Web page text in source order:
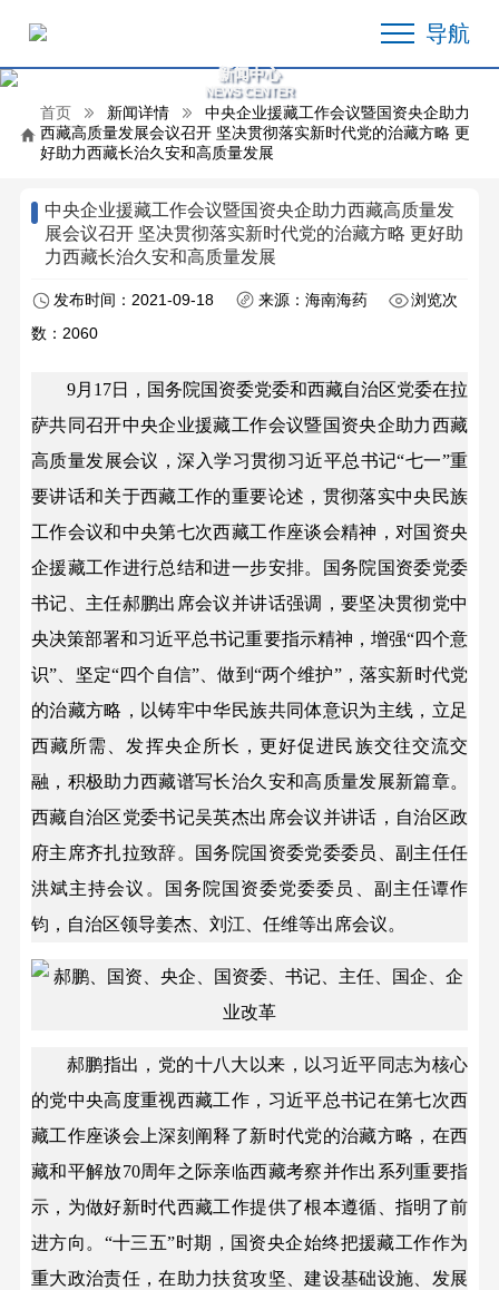
导航
新闻中心
NEWS CENTER
首页 新闻详情
中央企业援藏工作会议暨国资央企助力
西藏高质量发展会议召开 坚决贯彻落实新时代党的治藏方略 更
好助力西藏长治久安和高质量发展
中央企业援藏工作会议暨国资央企助力西藏高质量发
展会议召开 坚决贯彻落实新时代党的治藏方略 更好助
力西藏长治久安和高质量发展
发布时间：2021-09-18 来源：海南海药
浏览次
数：2060
9月17日，国务院国资委党委和西藏自治区党委在拉
萨共同召开中央企业援藏工作会议暨国资央企助力西藏
高质量发展会议，深入学习贯彻习近平总书记“七一”重
要讲话和关于西藏工作的重要论述，贯彻落实中央民族
工作会议和中央第七次西藏工作座谈会精神，对国资央
企援藏工作进行总结和进一步安排。国务院国资委党委
书记、主任郝鹏出席会议并讲话强调，要坚决贯彻党中
央决策部署和习近平总书记重要指示精神，增强“四个意
识”、坚定“四个自信”、做到“两个维护”，落实新时代党
的治藏方略，以铸牢中华民族共同体意识为主线，立足
西藏所需、发挥央企所长，更好促进民族交往交流交
融，积极助力西藏谱写长治久安和高质量发展新篇章。
西藏自治区党委书记吴英杰出席会议并讲话，自治区政
府主席齐扎拉致辞。国务院国资委党委委员、副主任任
洪斌主持会议。国务院国资委党委委员、副主任谭作
钧，自治区领导姜杰、刘江、任维等出席会议。
郝鹏指出，党的十八大以来，以习近平同志为核心
的党中央高度重视西藏工作，习近平总书记在第七次西
藏工作座谈会上深刻阐释了新时代党的治藏方略，在西
藏和平解放70周年之际亲临西藏考察并作出系列重要指
示，为做好新时代西藏工作提供了根本遵循、指明了前
进方向。“十三五”时期，国资央企始终把援藏工作作为
重大政治责任，在助力扶贫攻坚、建设基础设施、发展